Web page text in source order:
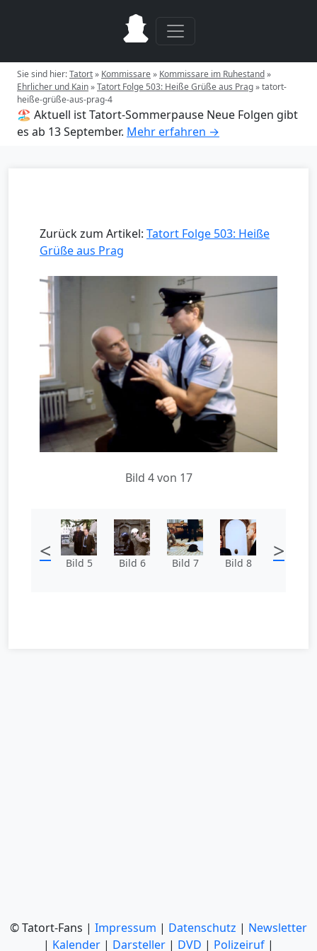
Sie sind hier:Tatort» Kommissare» Kommissare im Ruhestand»
Ehrlicher und Kain»Tatort Folge 503: Heiße Grüße aus Prag»tatort-
heiße-grüße-aus-prag-4
🏖️ Aktuell ist Tatort-Sommerpause Neue Folgen gibt
es ab 13 September. Mehr erfahren →
Zurück zum Artikel: Tatort Folge 503: Heiße
Grüße aus Prag
Bild 4 von 17
< Bild 5 Bild 6 Bild 7 Bild 8 >
© Tatort-Fans | Impressum | Datenschutz | Newsletter
| Kalender | Darsteller | DVD | Polizeiruf |